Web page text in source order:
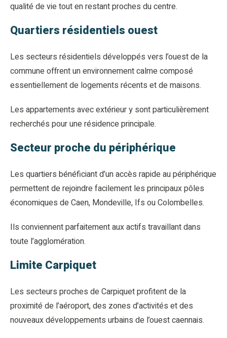
qualité de vie tout en restant proches du centre.
Quartiers résidentiels ouest
Les secteurs résidentiels développés vers l’ouest de la
commune offrent un environnement calme composé
essentiellement de logements récents et de maisons.
Les appartements avec extérieur y sont particulièrement
recherchés pour une résidence principale.
Secteur proche du périphérique
Les quartiers bénéficiant d’un accès rapide au périphérique
permettent de rejoindre facilement les principaux pôles
économiques de Caen, Mondeville, Ifs ou Colombelles.
Ils conviennent parfaitement aux actifs travaillant dans
toute l’agglomération.
Limite Carpiquet
Les secteurs proches de Carpiquet profitent de la
proximité de l’aéroport, des zones d’activités et des
nouveaux développements urbains de l’ouest caennais.